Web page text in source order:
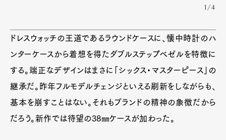
1/4
ドレスウォッチの王道であるラウンドケースに、懐中時計のハ
ンターケースから着想を得たダブルステップベゼルを特徴に
する。端正なデザインはまさに「シックス・マスターピース」の
継承だ。昨年フルモデルチェンジといえる刷新をしながらも、
基本を崩すことはない。それもブランドの精神の象徴だから
だろう。新作では待望の38㎜ケースが加わった。